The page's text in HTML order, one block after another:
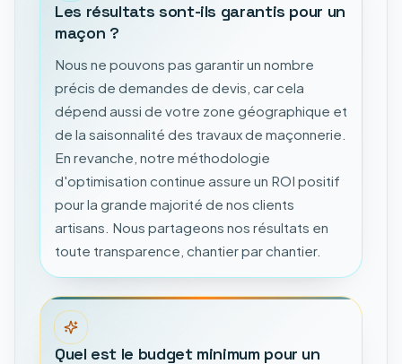
Les résultats sont-ils garantis pour un
maçon ?
Nous ne pouvons pas garantir un nombre
précis de demandes de devis, car cela
dépend aussi de votre zone géographique et
de la saisonnalité des travaux de maçonnerie.
En revanche, notre méthodologie
d'optimisation continue assure un ROI positif
pour la grande majorité de nos clients
artisans. Nous partageons nos résultats en
toute transparence, chantier par chantier.
Quel est le budget minimum pour un